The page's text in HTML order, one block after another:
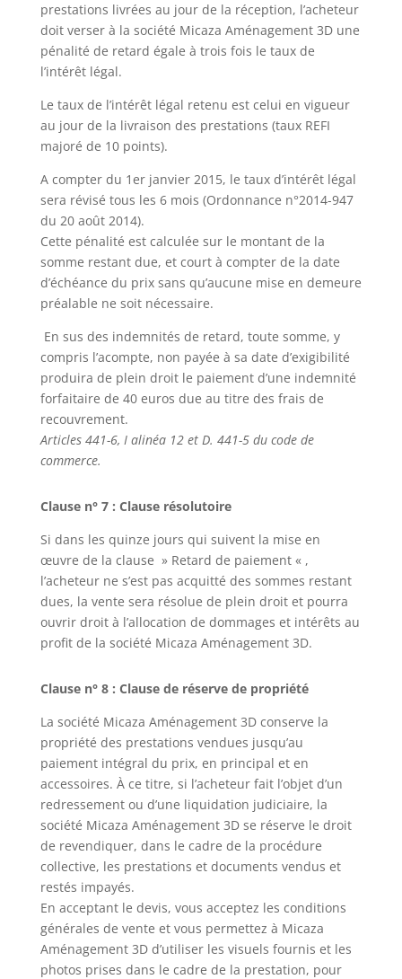
prestations livrées au jour de la réception, l’acheteur
doit verser à la société Micaza Aménagement 3D une
pénalité de retard égale à trois fois le taux de
l’intérêt légal.
Le taux de l’intérêt légal retenu est celui en vigueur
au jour de la livraison des prestations (taux REFI
majoré de 10 points).
A compter du 1er janvier 2015, le taux d’intérêt légal
sera révisé tous les 6 mois (Ordonnance n°2014-947
du 20 août 2014).
Cette pénalité est calculée sur le montant de la
somme restant due, et court à compter de la date
d’échéance du prix sans qu’aucune mise en demeure
préalable ne soit nécessaire.
En sus des indemnités de retard, toute somme, y
compris l’acompte, non payée à sa date d’exigibilité
produira de plein droit le paiement d’une indemnité
forfaitaire de 40 euros due au titre des frais de
recouvrement.
Articles 441-6, I alinéa 12 et D. 441-5 du code de
commerce.
Clause n° 7 : Clause résolutoire
Si dans les quinze jours qui suivent la mise en
œuvre de la clause » Retard de paiement « ,
l’acheteur ne s’est pas acquitté des sommes restant
dues, la vente sera résolue de plein droit et pourra
ouvrir droit à l’allocation de dommages et intérêts au
profit de la société Micaza Aménagement 3D.
Clause n° 8 : Clause de réserve de propriété
La société Micaza Aménagement 3D conserve la
propriété des prestations vendues jusqu’au
paiement intégral du prix, en principal et en
accessoires. À ce titre, si l’acheteur fait l’objet d’un
redressement ou d’une liquidation judiciaire, la
société Micaza Aménagement 3D se réserve le droit
de revendiquer, dans le cadre de la procédure
collective, les prestations et documents vendus et
restés impayés.
En acceptant le devis, vous acceptez les conditions
générales de vente et vous permettez à Micaza
Aménagement 3D d’utiliser les visuels fournis et les
photos prises dans le cadre de la prestation, pour